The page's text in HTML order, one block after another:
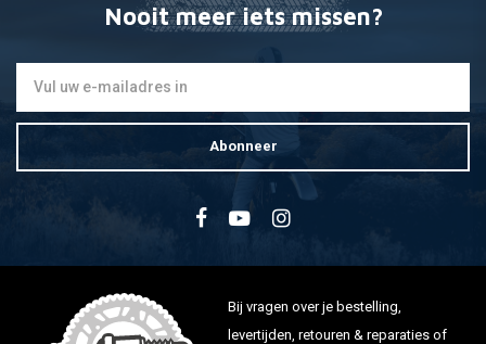
Nooit meer iets missen?
Abonneer
Bij vragen over je bestelling,
levertijden, retouren & reparaties of